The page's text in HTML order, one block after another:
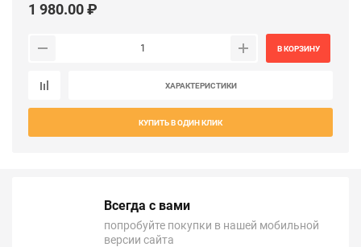
1 980.00 ₽
В КОРЗИНУ
ХАРАКТЕРИСТИКИ
КУПИТЬ В ОДИН КЛИК
Всегда с вами
попробуйте покупки в нашей мобильной
версии сайта